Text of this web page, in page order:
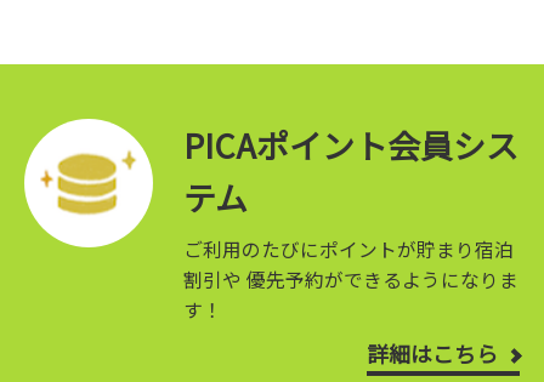
PICAポイント会員シス
テム
ご利用のたびにポイントが貯まり宿泊
割引や 優先予約ができるようになりま
す！
詳細はこちら